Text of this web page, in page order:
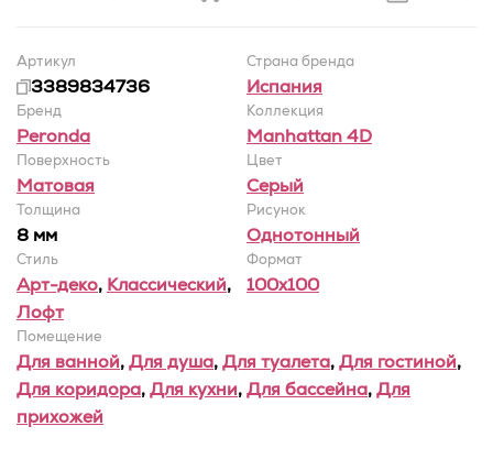
Артикул
3389834736
Страна бренда
Испания
Бренд
Peronda
Коллекция
Manhattan 4D
Поверхность
Матовая
Цвет
Серый
Толщина
8 мм
Рисунок
Однотонный
Стиль
Арт-деко, Классический,
Лофт
Формат
100x100
Помещение
Для ванной,Для душа,Для туалета,Для гостиной,
Для коридора,Для кухни,Для бассейна,Для
прихожей